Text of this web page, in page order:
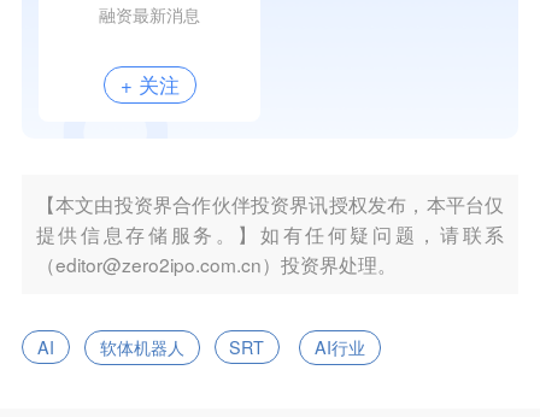
融资最新消息
+ 关注
【本文由投资界合作伙伴投资界讯授权发布，本平台仅
提供信息存储服务。】如有任何疑问题，请联系
（editor@zero2ipo.com.cn）投资界处理。
AI 软体机器人 SRT AI行业